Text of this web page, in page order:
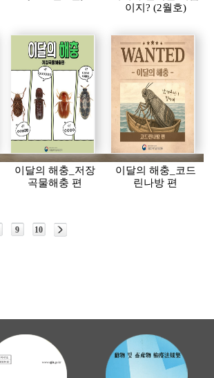
이지? (2월호)
이달의 해충_저장
곡물해충 편
이달의 해충_코드
린나방 편
9 10